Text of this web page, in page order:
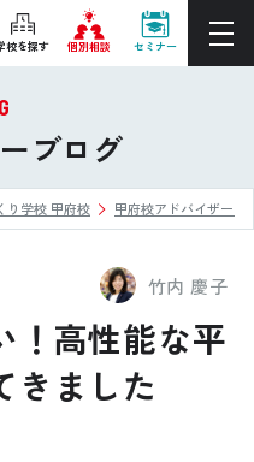
校を探す 個別相談 セミナー
の住宅会社をご提案
別相談
づくりをレクチャー
ーをみる
は無料！全国20校
学校を探す
ブログ
り学校 甲府校 甲府校アドバイザーブ
竹内 慶子
！高性能な平
きました